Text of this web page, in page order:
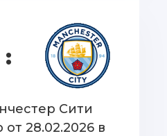
:
Сити
28.02.2026 в